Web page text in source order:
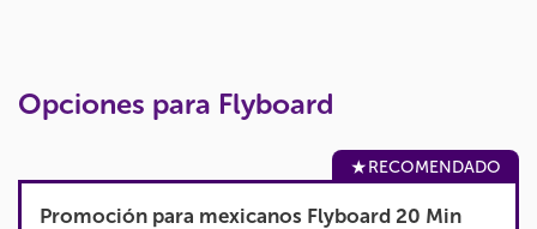
Opciones para Flyboard
RECOMENDADO
Promoción para mexicanos Flyboard 20 Min